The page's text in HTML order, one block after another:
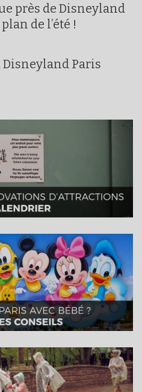
près de Disneyland
de l’été !
Disneyland Paris